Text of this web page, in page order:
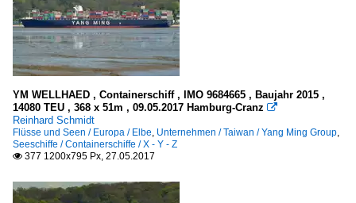
YM WELLHAED , Containerschiff , IMO 9684665 , Baujahr 2015 ,
14080 TEU , 368 x 51m , 09.05.2017 Hamburg-Cranz 
Reinhard Schmidt
Flüsse und Seen / Europa / Elbe, Unternehmen / Taiwan / Yang Ming Group,
Seeschiffe / Containerschiffe / X - Y - Z
 377 1200x795 Px, 27.05.2017